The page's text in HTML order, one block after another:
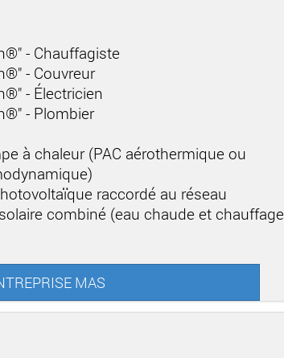
- Chauffagiste
- Couvreur
- Électricien
- Plombier
à chaleur (PAC aérothermique ou
raccordé au réseau
combiné (eau chaude et chauffage
MAS